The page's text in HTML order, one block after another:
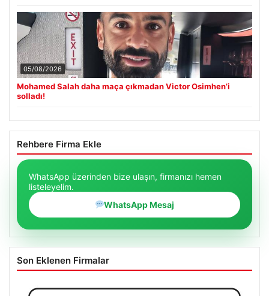
05/08/2026
Mohamed Salah daha maça çıkmadan Victor Osimhen’i
solladı!
Rehbere Firma Ekle
WhatsApp üzerinden bize ulaşın, firmanızı hemen
listeleyelim.
WhatsApp Mesaj
Son Eklenen Firmalar